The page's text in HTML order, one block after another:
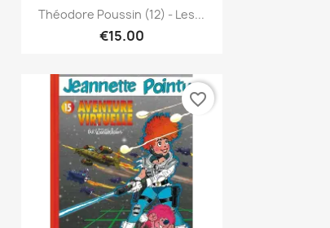
 Quick view
Théodore Poussin (12) - Les...
€15.00
favorite_border